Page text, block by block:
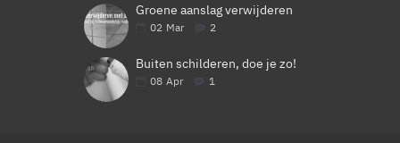
Groene aanslag verwijderen
02 Mar 2
Buiten schilderen, doe je zo!
08 Apr 1